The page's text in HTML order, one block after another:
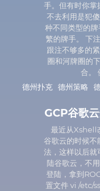
手。但有时你掌
不去利用是犯
种不同类型的
繁的牌手。 下
跟注不够多的
圈和河牌圈的
合。
德州扑克 德州策略
GCP谷歌
最近从Xshell
谷歌云的时候
法，这样以后
陆谷歌云，不
登陆，拿到
置文件 vi /etc/